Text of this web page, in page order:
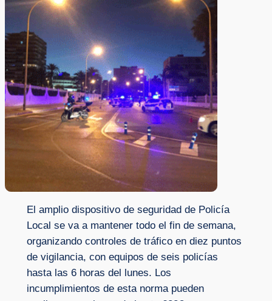
El amplio dispositivo de seguridad de Policía
Local se va a mantener todo el fin de semana,
organizando controles de tráfico en diez puntos
de vigilancia, con equipos de seis policías
hasta las 6 horas del lunes. Los
incumplimientos de esta norma pueden